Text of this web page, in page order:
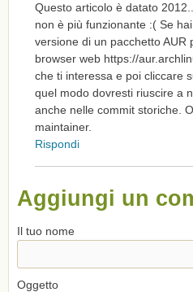
Questo articolo è datato
non è più funzionante :( Se
versione di un pacchetto
browser web https://
che ti interessa e poi cliccare
quel modo dovresti riuscire a
anche nelle commit storiche.
maintainer.
Rispondi
Aggiungi un
Il tuo nome
Oggetto